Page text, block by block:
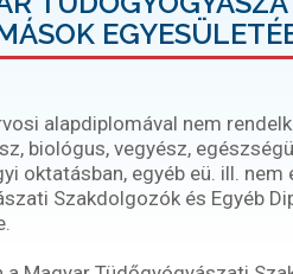
alapdiplomával nem
biológus, vegyész,
oktatásban, egyéb eü. ill.
Szakdolgozók és Egyéb